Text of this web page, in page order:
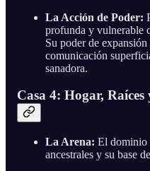
La Acción de Poder:
profunda y vulnerable
Su poder de
comunicación
sanadora.
Casa 4: Hogar,
La Arena: El dominio
ancestrales y su base